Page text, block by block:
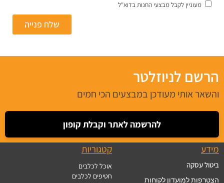
מעוניין לקבל מבצעי החנות בדוא"ל
שלח פנייה
הרשם לניוזלטר
והשאר אותי מעודכן במבצעים הכי חמים
להרשמה לאתר וקבלת קופון
מידע
ביטול עסקה
הצטרפות למועדון לקוחות
קטגוריות
אוכל לכלבים
חטיפים לכלבים